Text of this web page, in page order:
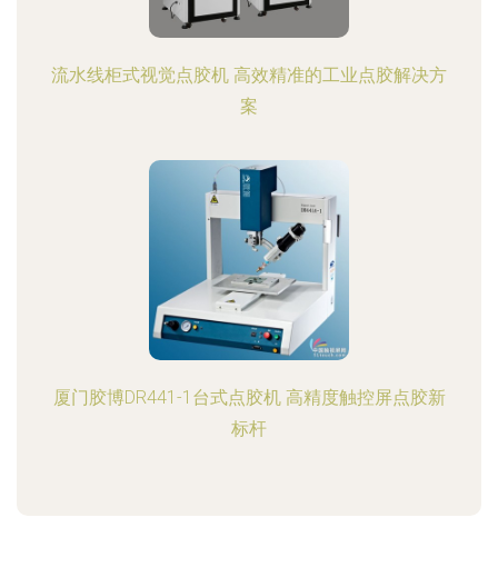
流水线柜式视觉点胶机 高效精准的工业点胶解决方
案
厦门胶博DR441-1台式点胶机 高精度触控屏点胶新
标杆